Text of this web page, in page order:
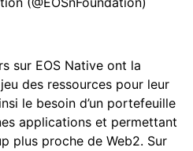
sur EOS Native ont la
des ressources pour leur
le besoin d’un portefeuille
applications et permettant
plus proche de Web2. Sur